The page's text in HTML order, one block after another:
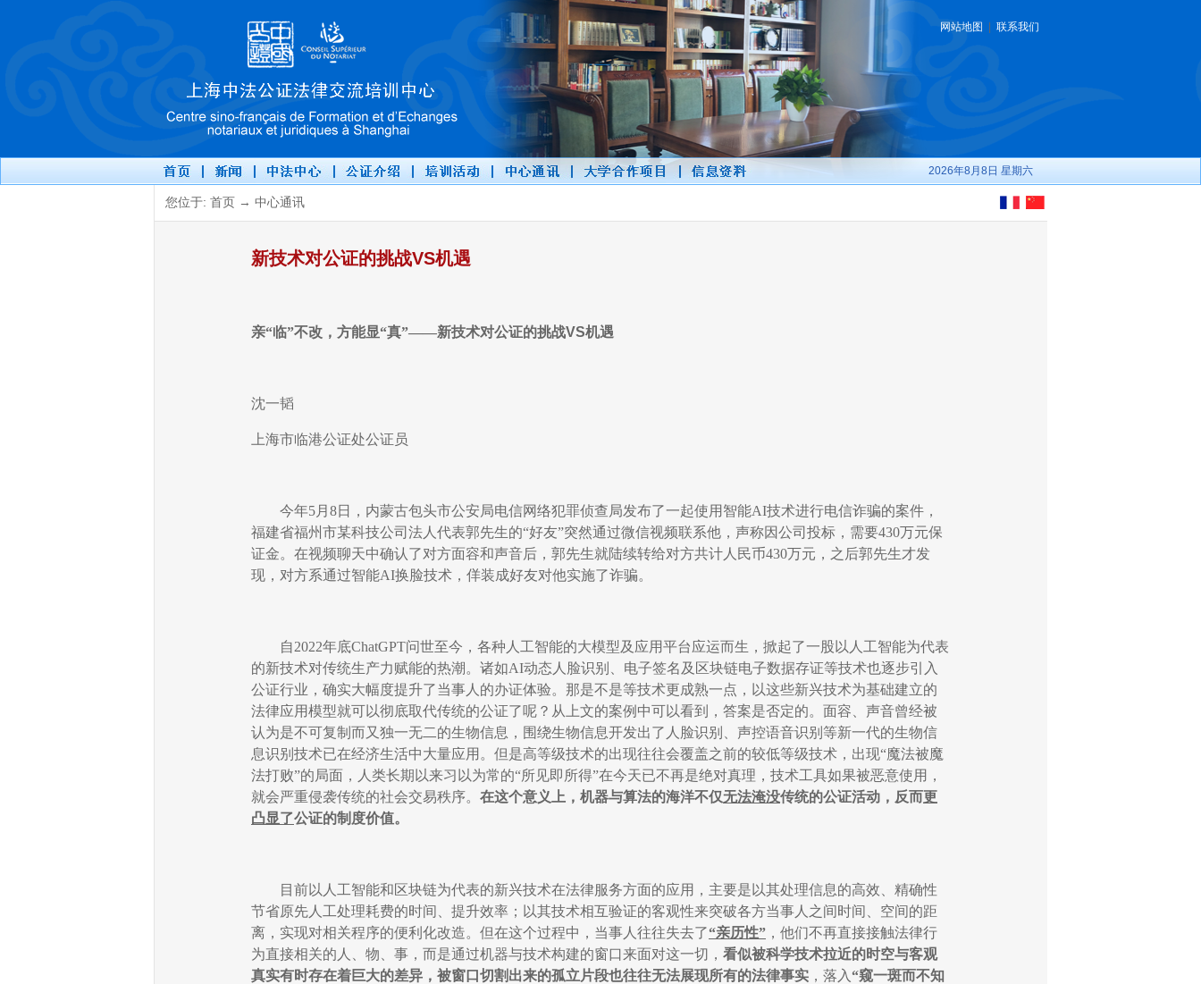
网站地图 联系我们
2026年8月8日 星期六
您位于: 首页 → 中心通讯
新技术对公证的挑战VS机遇
亲“临”不改，方能显“真”——新技术对公证的挑战VS机遇
沈一韬
上海市临港公证处公证员
今年5月 8日，内蒙古包头市公安局电信网络犯罪侦查局发布了一起使用智能AI技术进行电信诈骗的案件，
福建省福州市某科技公司法人代表郭先生的“好友”突然通过微信视频联系他，声称因公司投标，需要430万元保
证金。在视频聊天中确认了对方面容和声音后，郭先生就陆续转给对方共计人民币430万元，之后郭先生才发
现，对方系通过智能AI换脸技术，佯装成好友对他实施了诈骗。
自2022年底ChatGPT问世至今，各种人工智能的大模型及应用平台应运而生，掀起了一股以人工智能为代表
的新技术对传统生产力赋能的热潮。诸如AI动态人脸识别、电子签名及区块链电子数据存证等技术也逐步引入
公证行业，确实大幅度提升了当事人的办证体验。那是不是等技术更成熟一点，以这些新兴技术为基础建立的
法律应用模型就可以彻底取代传统的公证了呢？从上文的案例中可以看到，答案是否定的。面容、声音曾经被
认为是不可复制而又独一无二的生物信息，围绕生物信息开发出了人脸识别、声控语音识别等新一代的生物信
息识别技术已在经济生活中大量应用。但是高等级技术的出现往往会覆盖之前的较低等级技术，出现“魔法被魔
法打败”的局面，人类长期以来习以为常的“所见即所得”在今天已不再是绝对真理，技术工具如果被恶意使用，
就会严重侵袭传统的社会交易秩序。 在这个意义上，机器与算法的海洋不仅无法淹没传统的公证活动，反而更
凸显了公证的制度价值。
目前以人工智能和区块链为代表的新兴技术在法律服务方面的应用，主要是以其处理信息的高效、精确性
节省原先人工处理耗费的时间、提升效率；以其技术相互验证的客观性来突破各方当事人之间时间、空间的距
离，实现对相关程序的便利化改造。但在这个过程中，当事人往往失去了“亲历性” ，他们不再直接接触法律行
为直接相关的人、物、事，而是通过机器与技术构建的窗口来面对这一切， 看似被科学技术拉近的时空与客观
真实有时存在着巨大的差异，被窗口切割出来的孤立片段也往往无法展现所有的法律事实 ，落入“窥一斑而不知